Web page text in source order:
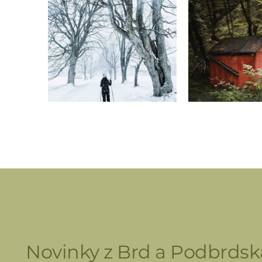
Novinky z Brd a